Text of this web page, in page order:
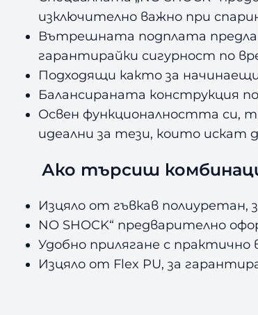
изключително важно при
Вътрешната подплата
гарантирайки сигурност по
Подходящи както за
Балансираната конструкция
Освен функционалността си,
идеални за тези, които искат
Ако търсиш
Изцяло от гъвкав
NO SHOCK“ предварително
Удобно прилягане с практично
Изцяло от Flex PU, за